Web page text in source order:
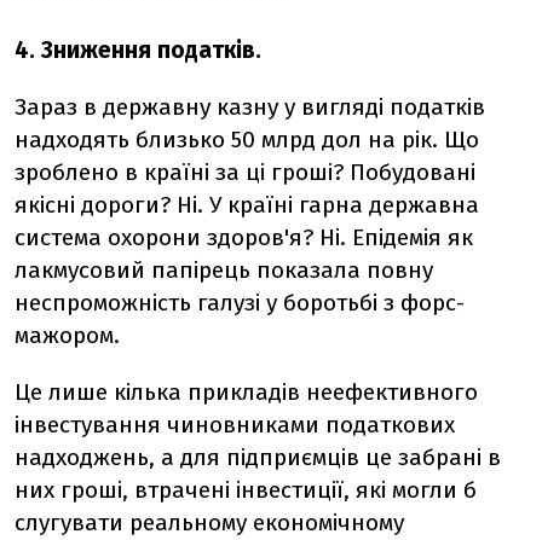
4. Зниження податків.
Зараз в державну казну у вигляді податків
надходять близько 50 млрд дол на рік. Що
зроблено в країні за ці гроші? Побудовані
якісні дороги? Ні. У країні гарна державна
система охорони здоров'я? Ні. Епідемія як
лакмусовий папірець показала повну
неспроможність галузі у боротьбі з форс-
мажором.
Це лише кілька прикладів неефективного
інвестування чиновниками податкових
надходжень, а для підприємців це забрані в
них гроші, втрачені інвестиції, які могли б
слугувати реальному економічному